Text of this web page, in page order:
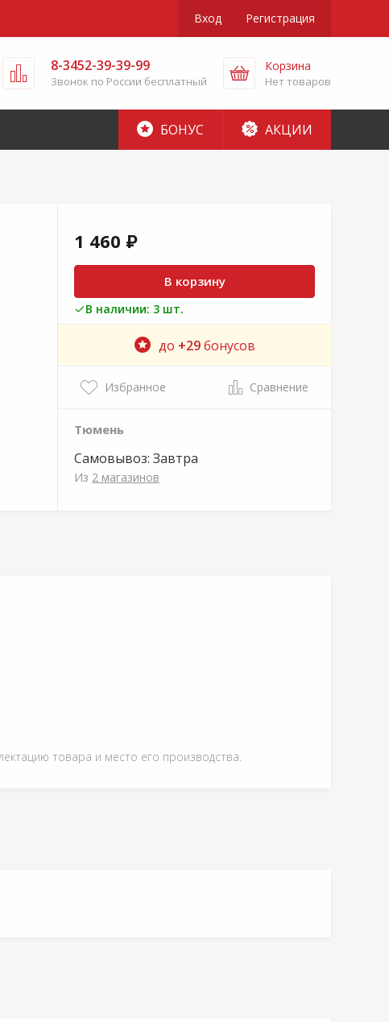
Вход Регистрация
8-3452-39-39-99
Звонок по России бесплатный
Корзина
Нет товаров
БОНУС АКЦИИ
1 460 ₽
В корзину
В наличии: 3 шт.
до +29бонусов
Избранное Сравнение
Тюмень
Самовывоз: Завтра
Из 2 магазинов
товара и место его производства.